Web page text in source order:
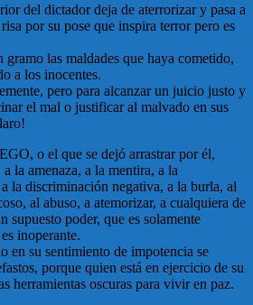
del dictador deja de aterrorizar y pasa a
por su pose que inspira terror pero es
las maldades que haya cometido,
a los inocentes.
pero para alcanzar un juicio justo y
el mal o justificar al malvado en sus
o el que se dejó arrastrar por él,
la amenaza, a la mentira, a la
la discriminación negativa, a la burla, al
al abuso, a atemorizar, a cualquiera de
supuesto poder, que es solamente
inoperante.
en su sentimiento de impotencia se
porque quien está en ejercicio de su
herramientas oscuras para vivir en paz.